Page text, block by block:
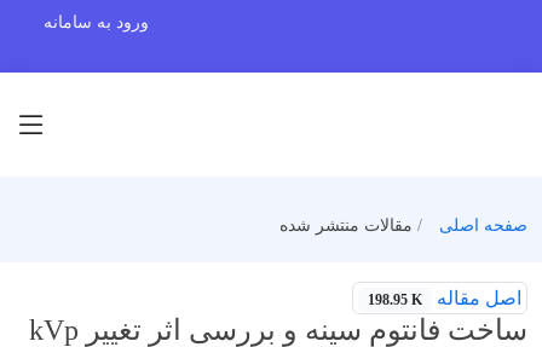
ورود به سامانه
صفحه اصلی مقالات منتشر شده
اصل مقاله 198.95 K
ساخت فانتوم سینه و بررسی اثر تغییر kVp